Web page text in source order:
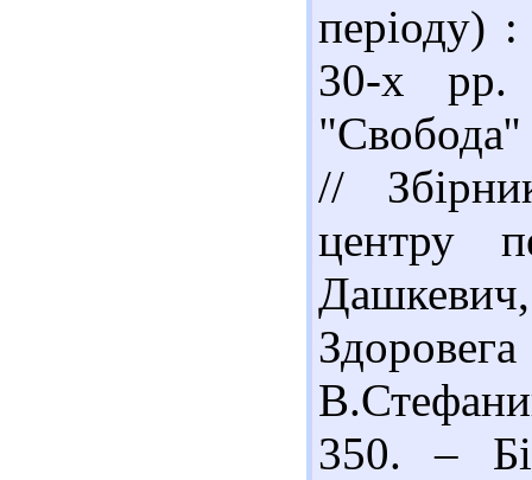
періоду)
30-х рр.
//
центру
350. –